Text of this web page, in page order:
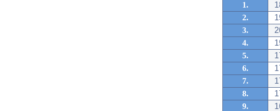
1.
2.
3.
4.
5.
6.
7.
8.
9.